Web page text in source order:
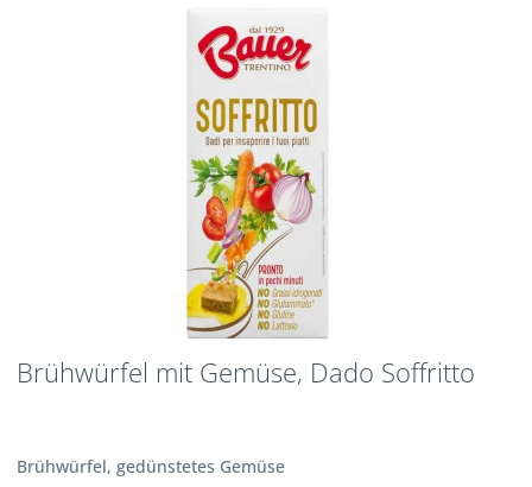
Brühwürfel mit Gemüse, Dado Soffritto
Brühwürfel, gedünstetes Gemüse